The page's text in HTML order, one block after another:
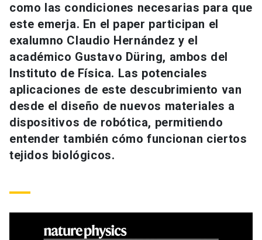
Estudiantes
Académicos
Personal
Alumni
Padres y familia
Vecinos
Admisión launch
Mi Cuenta UC launch
Correo UC launch
Medios Biblioteca launch
como las condiciones necesarias para que
este emerja. En el paper participan el
exalumno Claudio Hernández y el
académico Gustavo Düring, ambos del
Instituto de Física. Las potenciales
aplicaciones de este descubrimiento van
desde el diseño de nuevos materiales a
dispositivos de robótica, permitiendo
entender también cómo funcionan ciertos
tejidos biológicos.